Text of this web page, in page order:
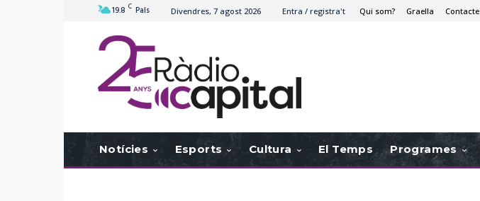
19.8 C Pals Divendres, 7 agost 2026 Entra / registra't Qui som? Graella Contacte
Notícies Esports Cultura El Temps Programes